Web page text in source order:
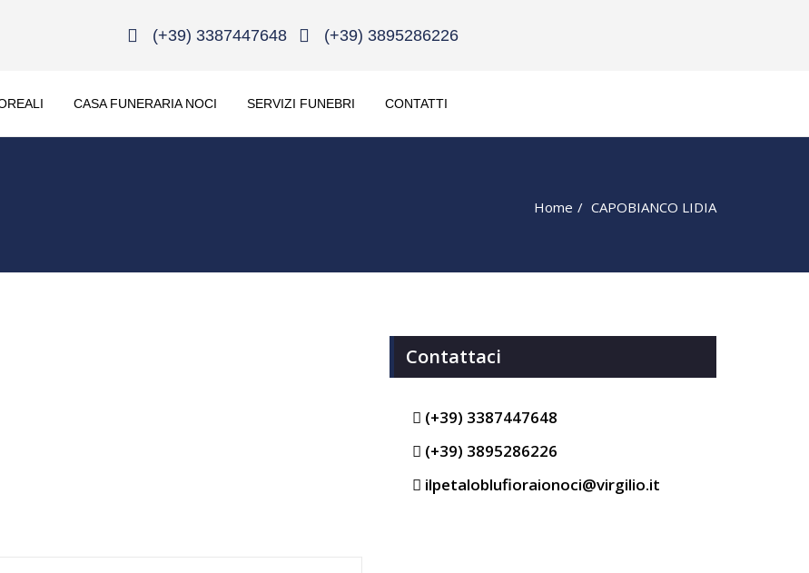
(+39) 3387447648 (+39) 3895286226
CASA FUNERARIA NOCI SERVIZI FUNEBRI CONTATTI
Home CAPOBIANCO LIDIA
Contattaci
(+39) 3387447648
(+39) 3895286226
ilpetaloblufioraionoci@virgilio.it